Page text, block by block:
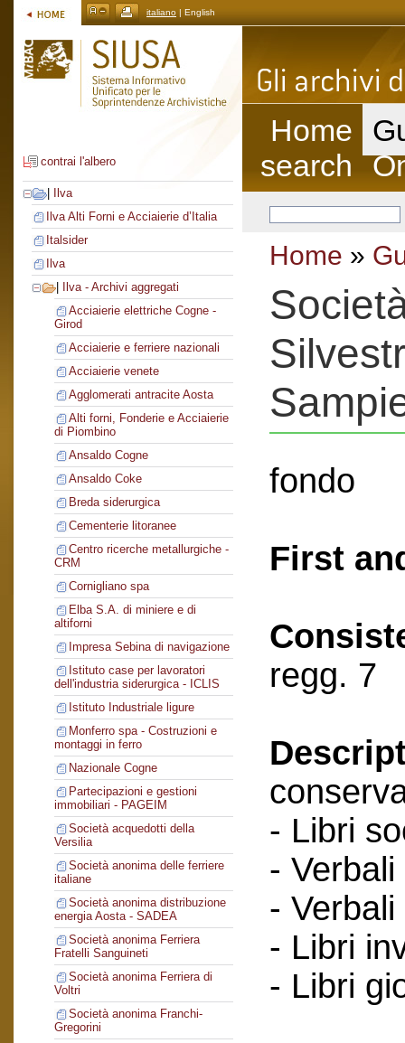
italiano | English
contrai l'albero
Ilva
Ilva Alti Forni e Acciaierie d’Italia
Italsider
Ilva
Ilva - Archivi aggregati
Acciaierie elettriche Cogne -
Girod
Acciaierie e ferriere nazionali
Acciaierie venete
Agglomerati antracite Aosta
Alti forni, Fonderie e Acciaierie
di Piombino
Ansaldo Cogne
Ansaldo Coke
Breda siderurgica
Cementerie litoranee
Centro ricerche metallurgiche -
CRM
Cornigliano spa
Elba S.A. di miniere e di
altiforni
Impresa Sebina di navigazione
Istituto case per lavoratori
dell'industria siderurgica - ICLIS
Istituto Industriale ligure
Monferro spa - Costruzioni e
montaggi in ferro
Nazionale Cogne
Partecipazioni e gestioni
immobiliari - PAGEIM
Società acquedotti della
Versilia
Società anonima delle ferriere
italiane
Società anonima distribuzione
energia Aosta - SADEA
Società anonima Ferriera
Fratelli Sanguineti
Società anonima Ferriera di
Voltri
Società anonima Franchi-
Gregorini
Home
search
Home »
fondo
First
regg. 7
- Libri
-
-
- Libri
- Libri